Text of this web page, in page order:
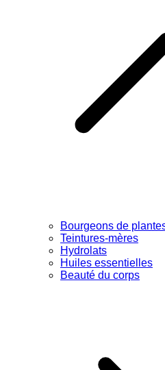
Bourgeons de
Teintures-mères
Hydrolats
Huiles essentielles
Beauté du corps